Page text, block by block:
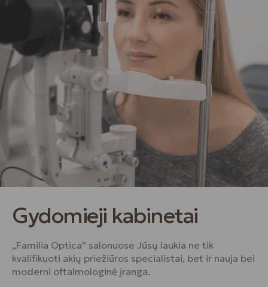
Gydomieji kabinetai
„Familia Optica” salonuose Jūsų laukia ne tik
kvalifikuoti akių priežiūros specialistai, bet ir nauja bei
moderni oftalmologinė įranga.